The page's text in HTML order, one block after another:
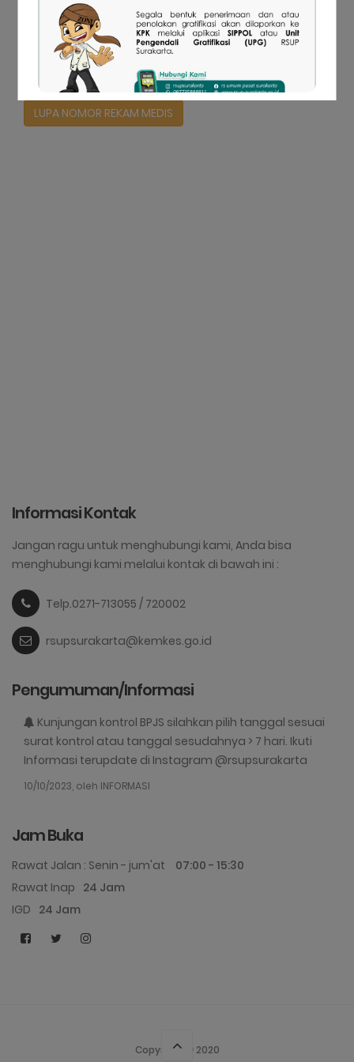
Log In
LUPA NOMOR REKAM MEDIS
Informasi Kontak
Jangan ragu untuk menghubungi kami, Anda bisa
menghubungi kami melalui kontak di bawah ini :
Telp.0271-713055 / 720002
rsupsurakarta@kemkes.go.id
Pengumuman/Informasi
Kunjungan kontrol BPJS silahkan pilih tanggal sesuai
surat kontrol atau tanggal sesudahnya > 7 hari. Ikuti
Informasi terupdate di Instagram @rsupsurakarta
10/10/2023, oleh INFORMASI
Jam Buka
Rawat Jalan : Senin - jum'at
07:00 - 15:30
Rawat Inap 24 Jam
IGD 24 Jam
Copyright © 2020